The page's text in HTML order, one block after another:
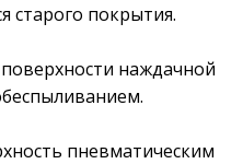
старого покрытия.
наждачной
пневматическим